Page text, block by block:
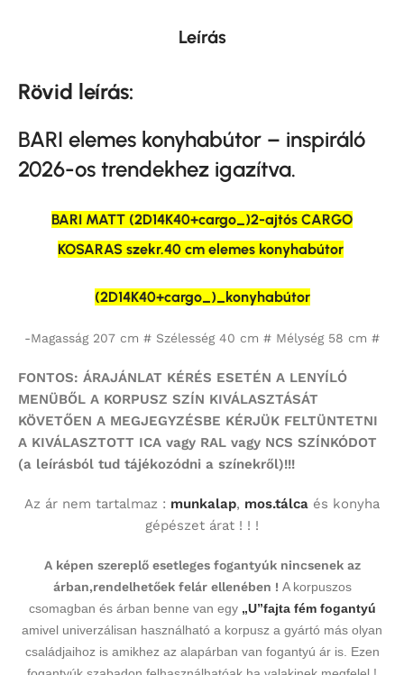
Leírás
Rövid leírás:
BARI elemes konyhabútor – inspiráló
2026-os trendekhez igazítva.
BARI MATT (2D14K40+cargo_)2-ajtós CARGO
KOSARAS szekr.40 cm elemes konyhabútor
(2D14K40+cargo_)_konyhabútor
-Magasság 207 cm # Szélesség 40 cm # Mélység 58 cm #
FONTOS: ÁRAJÁNLAT KÉRÉS ESETÉN A LENYÍLÓ
MENÜBŐL A KORPUSZ SZÍN KIVÁLASZTÁSÁT
KÖVETŐEN A MEGJEGYZÉSBE KÉRJÜK FELTÜNTETNI
A KIVÁLASZTOTT ICA vagy RAL vagy NCS SZÍNKÓDOT
(a leírásból tud tájékozódni a színekről)!!!
Az ár nem tartalmaz : munkalap, mos.tálca és konyha
gépészet árat ! ! !
A képen szereplő esetleges fogantyúk nincsenek az
árban,rendelhetőek felár ellenében ! A korpuszos
csomagban és árban benne van egy „U”fajta fém fogantyú
amivel univerzálisan használható a korpusz a gyártó más olyan
családjaihoz is amikhez az alapárban van fogantyú ár is. Ezen